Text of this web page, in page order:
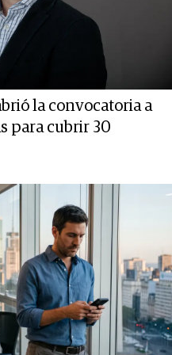
la convocatoria a
para cubrir 30